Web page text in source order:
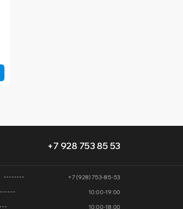
+7 928 753 85 53
+7 (928) 753-85-53
10:00-19:00
10:00-18:00